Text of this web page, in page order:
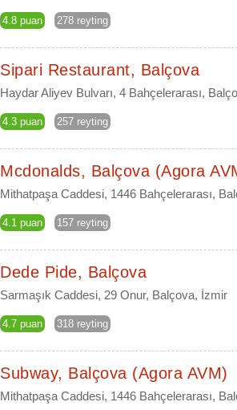
4.8 puan 278 reyting
Sipari Restaurant, Balçova
Haydar Aliyev Bulvarı, 4 Bahçelerarası,
4.3 puan 257 reyting
Mcdonalds, Balçova (Agora
Mithatpaşa Caddesi, 1446 Bahçelerarası,
4.1 puan 157 reyting
Dede Pide, Balçova
Sarmaşık Caddesi, 29 Onur, Balçova, İzmir
4.7 puan 318 reyting
Subway, Balçova (Agora AVM)
Mithatpaşa Caddesi, 1446 Bahçelerarası,